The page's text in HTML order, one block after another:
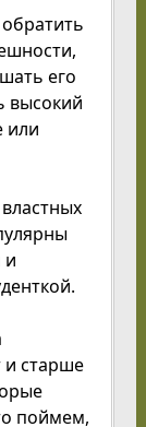
его
высокий
или
и
и старше
поймем,